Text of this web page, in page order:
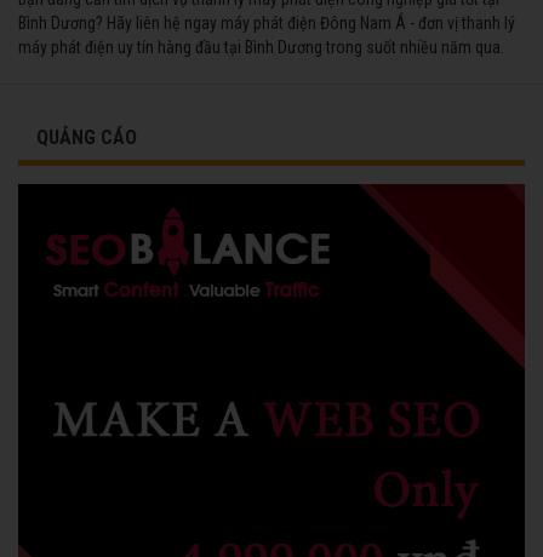
Bình Dương? Hãy liên hệ ngay máy phát điện Đông Nam Á - đơn vị thanh lý
máy phát điện uy tín hàng đầu tại Bình Dương trong suốt nhiều năm qua.
QUẢNG CÁO